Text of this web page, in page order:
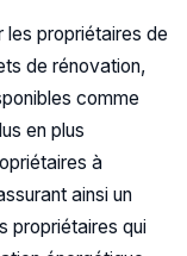
les propriétaires de
de rénovation,
comme
en plus
à
ainsi un
propriétaires qui